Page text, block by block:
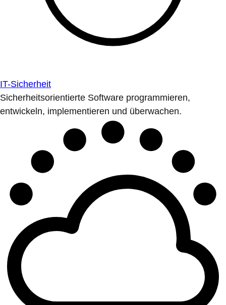
IT-Sicherheit
Sicherheitsorientierte Software programmieren,
entwickeln, implementieren und überwachen.